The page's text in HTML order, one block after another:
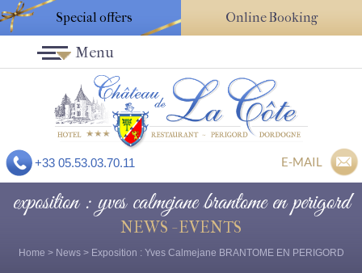
Special offers Online Booking
+33 05.53.03.70.11 E-MAIL
Menu
exposition : yves calmejane brantome en perigord
NEWS - EVENTS
Home > News> Exposition : Yves Calmejane BRANTOME EN PERIGORD